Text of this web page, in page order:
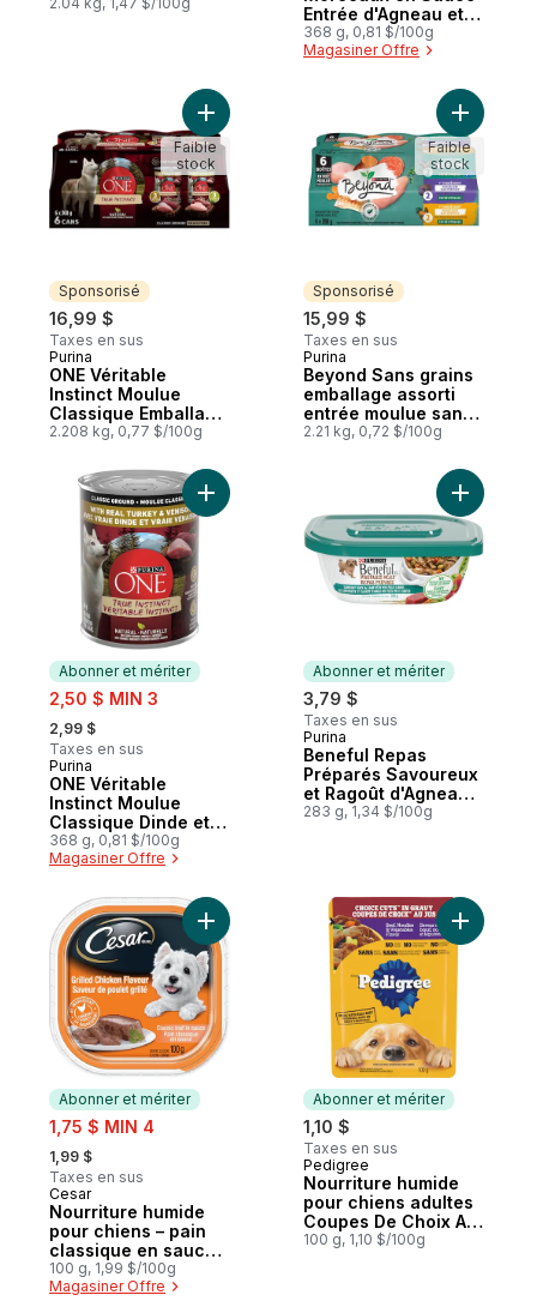
et bœuf en sauce
Entrée d'Agneau et
Riz Brun, Nourriture
Humide pour Chiens
368 g, 0,81 $/100g
Magasiner Offre
Sponsorisé
16,99 $
Taxes en sus
Sponsorisé
Purina
ONE Véritable
Instinct Moulue
Classique Emballage
Assorti Dinde,
Canard, Nourriture
Humide pour Chiens
6 x 368 g
2.208 kg, 0,77 $/100g
Ajouter ONE Véritable Instinct Moulue
Faible
stock
Sponsorisé
15,99 $
Taxes en sus
Sponsorisé
Purina
Beyond Sans grains
emballage assorti
entrée moulue sans
grains morue de
nourriture humide
2.21 kg, 0,72 $/100g
Ajouter
Faible
stock
Abonner et mériter
sale:
2,50 $ MIN 3
, formerly:
2,99 $
Taxes en sus
Abonner et mériter
Purina
ONE Véritable
Instinct Moulue
Classique Dinde et
Venaison, Nourriture
Humide pour Chiens
368 g, 0,81 $/100g
Magasiner Offre
Ajouter ONE Véritable Instinct Moulue
Abonner et mériter
3,79 $
Taxes en sus
Abonner et mériter
Purina
Beneful Repas
Préparés Savoureux
et Ragoût d'Agneau,
Nourriture Humide
283 g, 1,34 $/100g
Ajouter
Abonner et mériter
sale:
1,75 $ MIN 4
, formerly:
1,99 $
Taxes en sus
Abonner et mériter
Cesar
Nourriture humide
pour chiens – pain
classique en sauce
saveur de poulet
grillé, barquette
100 g, 1,99 $/100g
Magasiner Offre
Ajouter Nourriture humide pour chiens –
Abonner et mériter
1,10 $
Taxes en sus
Abonner et mériter
Pedigree
Nourriture humide
pour chiens adultes
Coupes De Choix Au
Jus saveur de bœuf,
100 g, 1,10 $/100g
Ajouter